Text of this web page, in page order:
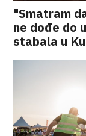
"Smatram
ne dođe do
stabala u